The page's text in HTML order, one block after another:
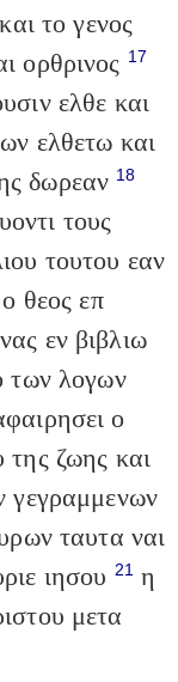
το γενος
ορθρινος 17
ελθε και
ελθετω και
δωρεαν 18
τους
τουτου εαν
ο θεος επ
εν βιβλιω
των λογων
ο
της ζωης και
γεγραμμενων
ταυτα ναι
ιησου 21η
μετα